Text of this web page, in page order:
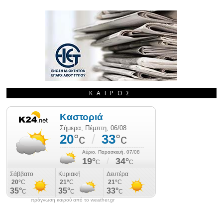
ΚΑΙΡΌΣ
πρόγνωση καιρού από το weather.gr